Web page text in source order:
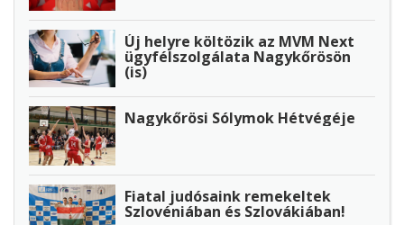
Új helyre költözik az MVM Next
ügyfélszolgálata Nagykőrösön
(is)
Nagykőrösi Sólymok Hétvégéje
Fiatal judósaink remekeltek
Szlovéniában és Szlovákiában!